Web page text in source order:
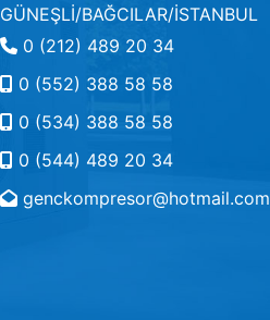
GÜNEŞLİ/BAĞCILAR/İSTANBUL
0 (212) 489 20 34
0 (552) 388 58 58
0 (534) 388 58 58
0 (544) 489 20 34
genckompresor@hotmail.com